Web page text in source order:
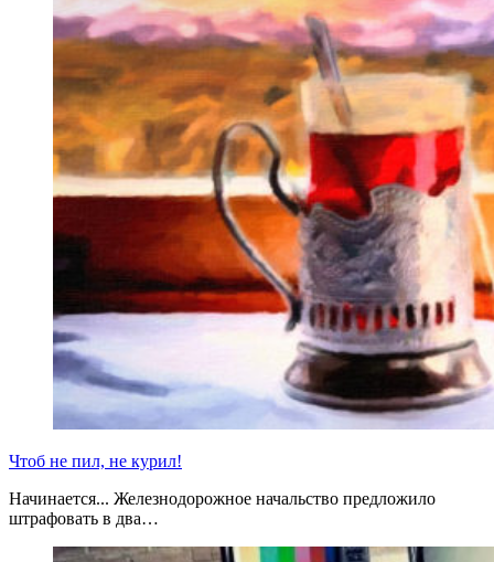
Чтоб не пил, не курил!
Начинается... Железнодорожное начальство предложило
штрафовать в два…